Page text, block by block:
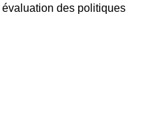
des politiques